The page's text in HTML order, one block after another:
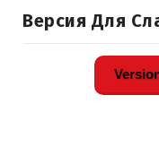
Версия Для